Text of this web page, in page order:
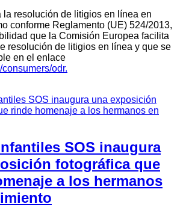
la resolución de litigios en línea en
conforme Reglamento (UE) 524/2013,
que la Comisión Europea facilita
resolución de litigios en línea y que se
en el enlace
odr.
SOS inaugura
fotográfica que
a los hermanos